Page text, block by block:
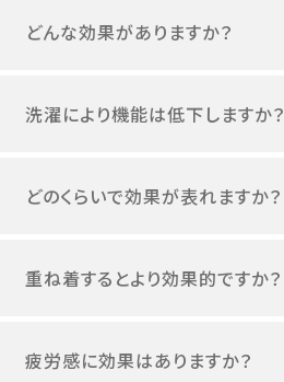
どんな効果がありますか？
洗濯により機能は低下しますか？
どのくらいで効果が表れますか？
重ね着するとより効果的ですか？
疲労感に効果はありますか？